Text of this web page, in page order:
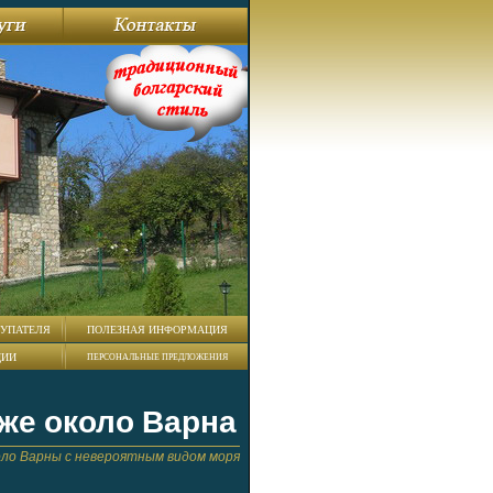
ПОЛЕЗНАЯ ИНФОРМАЦИЯ
ПЕРСОНАЛЬНЫЕ ПРЕДЛОЖЕНИЯ
около Варна
Варны с невероятным видом моря